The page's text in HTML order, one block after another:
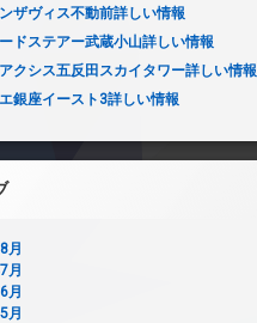
ザヴィス不動前詳しい情報
ドステアー武蔵小山詳しい情報
クシス五反田スカイタワー詳しい情報
エ銀座イースト3詳しい情報
月
月
月
月